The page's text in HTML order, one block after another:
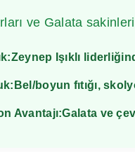
ve Galata
Zeynep Işıklı
Bel/boyun fıtığı,
Avantajı:Galata ve